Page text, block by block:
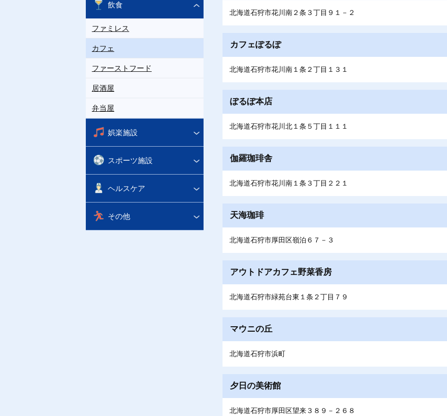
飲食
ファミレス
カフェ
ファーストフード
居酒屋
弁当屋
娯楽施設
スポーツ施設
ヘルスケア
その他
北海道石狩市花川南２条３丁目９１－２
カフェぽるぽ
北海道石狩市花川南１条２丁目１３１
ぽるぽ本店
北海道石狩市花川北１条５丁目１１１
伽羅珈琲舎
北海道石狩市花川南１条３丁目２２１
天海珈琲
北海道石狩市厚田区嶺泊６７－３
アウトドアカフェ野菜香房
北海道石狩市緑苑台東１条２丁目７９
マウニの丘
北海道石狩市浜町
夕日の美術館
北海道石狩市厚田区望来３８９－２６８